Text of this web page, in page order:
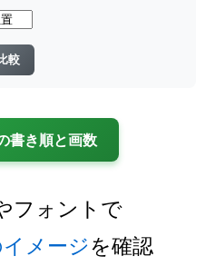
書き順と画数
フォントで
メージを確認